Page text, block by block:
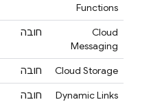
Functions
Cloud
Messaging
חובה
Cloud Storage
חובה
Dynamic Links
חובה